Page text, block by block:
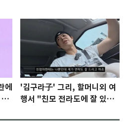
에
'김구라子' 그리, 할머니외 여
행서 "친모 전라도에 잘 있